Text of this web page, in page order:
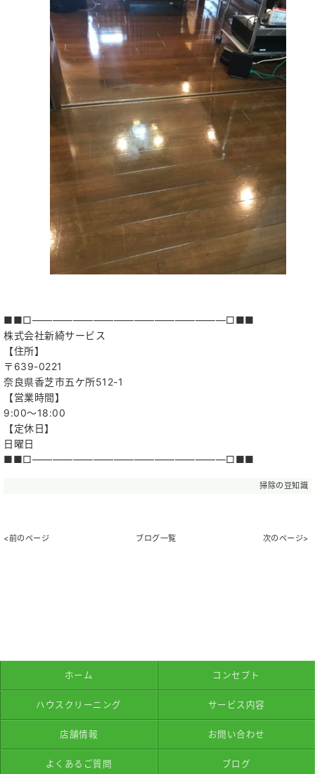
■■□―――――――――――――――――――□■■
株式会社新綺サービス
【住所】
〒639-0221
奈良県香芝市五ケ所512-1
【営業時間】
9:00〜18:00
【定休日】
日曜日
■■□―――――――――――――――――――□■■
掃除の豆知識
<前のページ ブログ一覧 次のページ>
ホーム コンセプト
ハウスクリーニング サービス内容
店舗情報 お問い合わせ
よくあるご質問 ブログ